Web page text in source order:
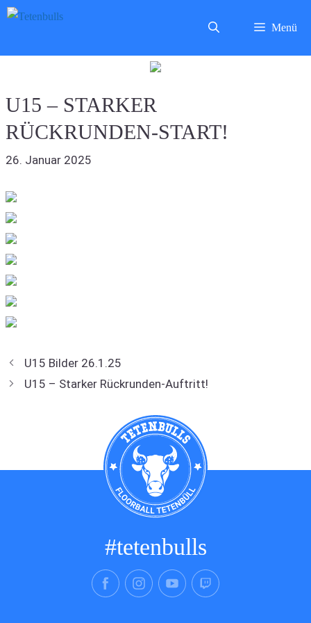
Zum
Menü
U15 – STARKER
RÜCKRUNDEN-START!
26. Januar 2025
U15 Bilder 26.1.25
U15 – Starker Rückrunden-Auftritt!
#tetenbulls